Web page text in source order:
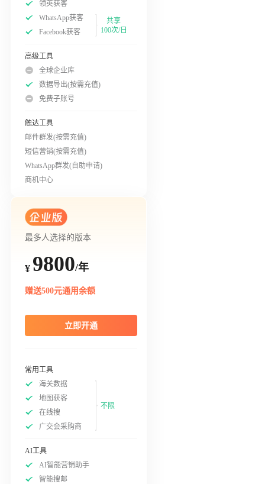
领英获客
WhatsApp获客
Facebook获客
共享
100次/日
高级工具
全球企业库
数据导出(按需充值)
免费子账号
触达工具
邮件群发(按需充值)
短信营销(按需充值)
WhatsApp群发(自助申请)
商机中心
最多人选择的版本
¥ 9800/年
赠送500元通用余额
立即开通
常用工具
海关数据
地图获客
在线搜
广交会采购商
不限
AI工具
AI智能营销助手
智能搜邮